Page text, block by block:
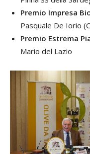
Premio Impresa
Pasquale De Iorio
Premio Estrema
Mario del Lazio